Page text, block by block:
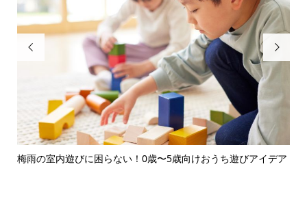

梅雨の室内遊びに困らない！0歳〜5歳向けおうち遊びアイデア
